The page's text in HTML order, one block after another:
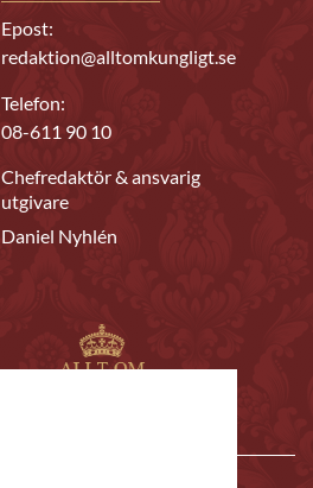
Epost:
redaktion@alltomkungligt.se
Telefon:
08-611 90 10
Chefredaktör & ansvarig
utgivare
Daniel Nyhlén